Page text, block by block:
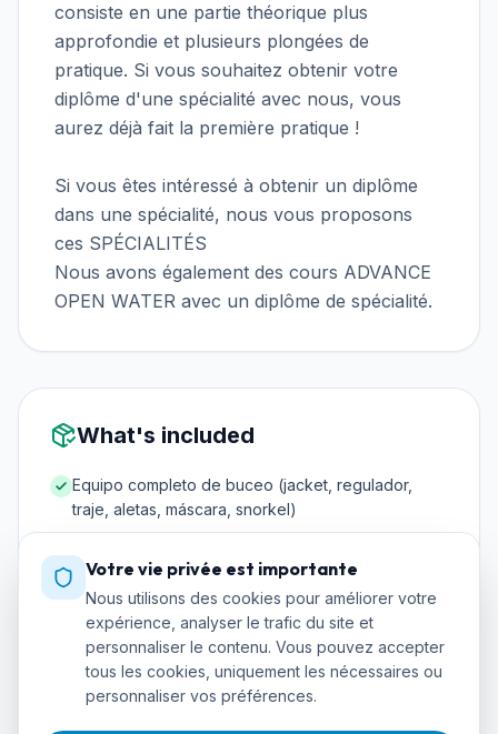
consiste en une partie théorique plus
approfondie et plusieurs plongées de
pratique. Si vous souhaitez obtenir votre
diplôme d'une spécialité avec nous, vous
aurez déjà fait la première pratique !
Si vous êtes intéressé à obtenir un diplôme
dans une spécialité, nous vous proposons
ces SPÉCIALITÉS
Nous avons également des cours ADVANCE
OPEN WATER avec un diplôme de spécialité.
What's included
Equipo completo de buceo (jacket, regulador,
traje, aletas, máscara, snorkel)
Tasas de certificación y emisión del carnet
4 inmersiones en aguas confinadas (piscina)
4 inmersiones en aguas abiertas con instructor
Botellas de aire comprimido y plomos
Votre vie privée est importante
Nous utilisons des cookies pour améliorer votre
expérience, analyser le trafic du site et
personnaliser le contenu. Vous pouvez accepter
tous les cookies, uniquement les nécessaires ou
personnaliser vos préférences.